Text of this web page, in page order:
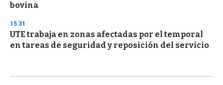
bovina
15:31
UTE trabaja en zonas afectadas por el temporal
en tareas de seguridad y reposición del servicio